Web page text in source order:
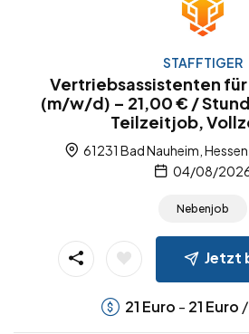
STAFFTIGER
Vertriebsassistenten für
(m/w/d) – 21,00 € /
Teilzeitjob,
61231 Bad Nauheim,
04/08/
Nebenjob
Jetzt
21 Euro - 21 Euro